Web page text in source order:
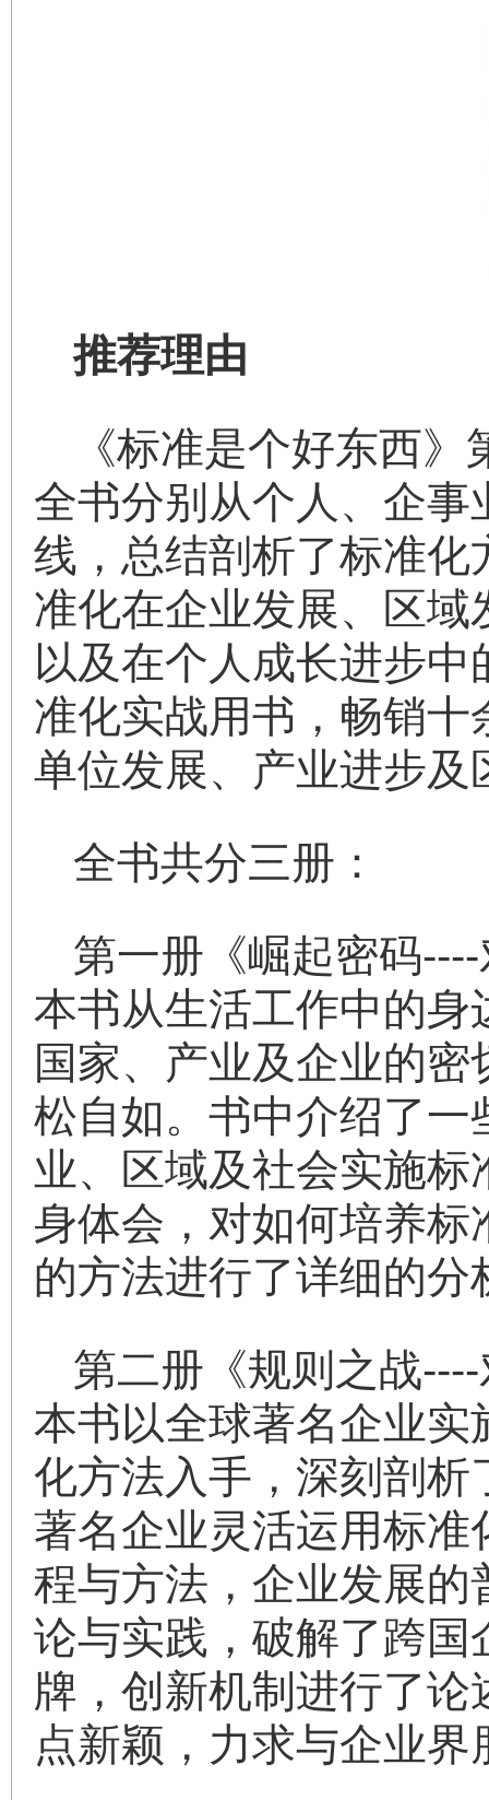
推荐理由
《标准是个好东西
全书分别从个人、企
线，总结剖析了标准
准化在企业发展、区
以及在个人成长进步
准化实战用书，畅销
单位发展、产业进步
全书共分三册：
第一册《崛起密码
本书从生活工作中的
国家、产业及企业的
松自如。书中介绍了
业、区域及社会实施
身体会，对如何培养
的方法进行了详细的
第二册《规则之战
本书以全球著名企业
化方法入手，深刻剖
著名企业灵活运用标
程与方法，企业发展
论与实践，破解了跨
牌，创新机制进行了
点新颖，力求与企业